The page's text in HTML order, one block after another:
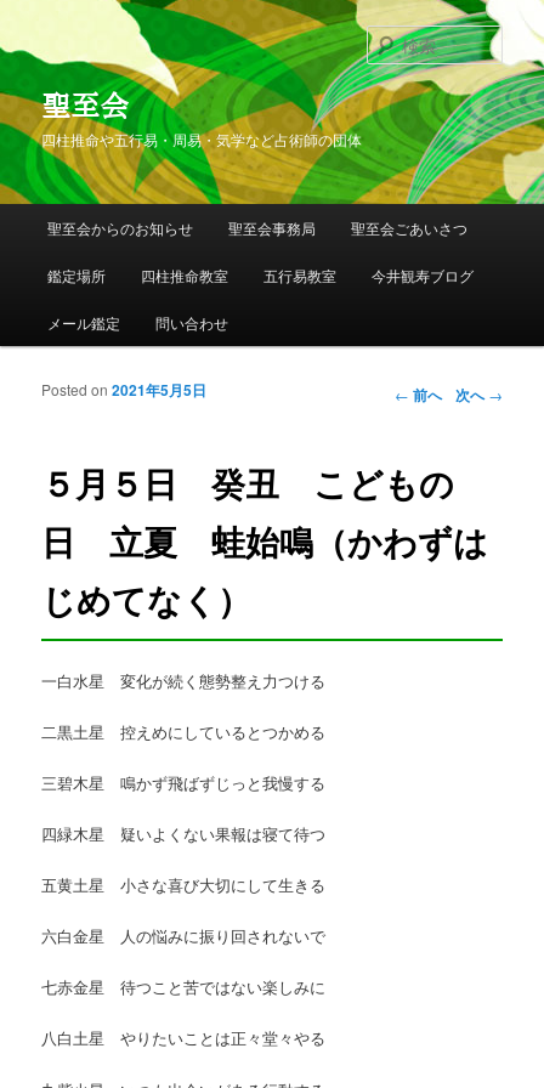
聖至会
四柱推命や五行易・周易・気学など占術師の団体
索
メインメニュー
メインコンテンツへ移動
サブコンテンツへ移動
聖至会からのお知らせ 聖至会事務局 聖至会ごあいさつ
鑑定場所 四柱推命教室 五行易教室 今井観寿ブログ
メール鑑定 問い合わせ
投稿ナビゲー
← 前へ 次へ→
５月５日 癸丑 こどもの
日 立夏 蛙始鳴（かわずは
じめてなく）
Posted on2021年5月5日
一白水星 変化が続く態勢整え力つける
二黒土星 控えめにしているとつかめる
三碧木星 鳴かず飛ばずじっと我慢する
四緑木星 疑いよくない果報は寝て待つ
五黄土星 小さな喜び大切にして生きる
六白金星 人の悩みに振り回されないで
七赤金星 待つこと苦ではない楽しみに
八白土星 やりたいことは正々堂々やる